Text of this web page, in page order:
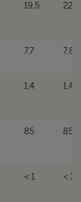
19,5 22,5
7,7 7,8
1,4 1,4
85 85
< 1 < 1